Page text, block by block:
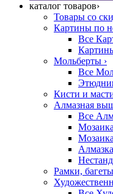
каталог товаров›
Товары со
Картины по
Все
Мольберты ›
Все
Кисти и
Алмазная
Все
Рамки, багеты